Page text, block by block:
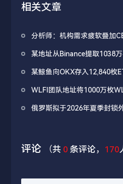
相关文章
分析师：机构需求疲软叠加
某地址从Binance提取1038
某鲸鱼向OKX存入12,840枚
WLFI团队地址将1000万枚
俄罗斯拟于2026年夏季封锁
评论 （共 0 条评论， 170